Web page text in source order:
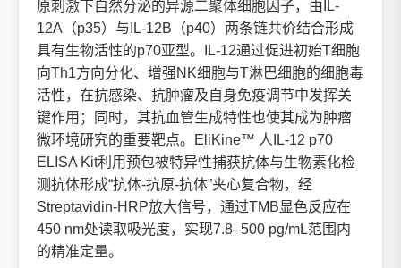
原刺激下自然分泌的异源二聚体细胞因子，由IL-
12A（p35）与IL-12B（p40）两条链共价结合形成
具有生物活性的p70亚型。IL-12通过促进初始T细胞
向Th1方向分化、增强NK细胞与T淋巴细胞的细胞毒
活性，在抗感染、抗肿瘤及自身免疫调节中发挥关
键作用；同时，其抗血管生成特性也使其成为肿瘤
微环境研究的重要靶点。EliKine™ 人IL-12 p70
ELISA Kit利用预包被特异性捕获抗体与生物素化检
测抗体形成“抗体-抗原-抗体”夹心复合物，经
Streptavidin-HRP放大信号，通过TMB显色反应在
450 nm处读取吸光度，实现7.8–500 pg/mL范围内
的精准定量。